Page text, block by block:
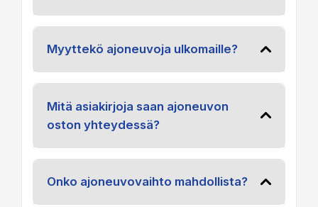
Myyttekö ajoneuvoja ulkomaille?
Mitä asiakirjoja saan ajoneuvon
oston yhteydessä?
Onko ajoneuvovaihto mahdollista?